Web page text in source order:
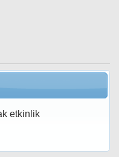
etkinlik